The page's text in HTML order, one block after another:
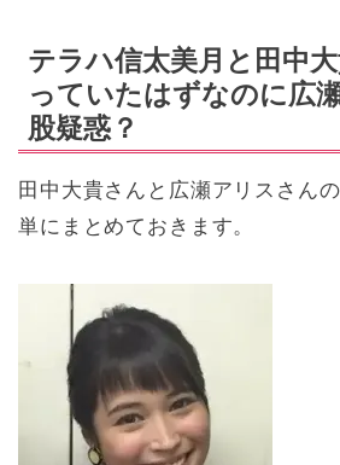
テラハ信太美月と田中
っていたはずなのに広
股疑惑？
田中大貴さんと広瀬アリスさん
単にまとめておきます。